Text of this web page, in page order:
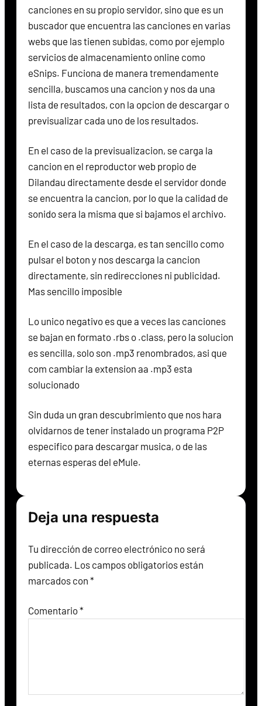
canciones en su propio servidor, sino que es un
buscador que encuentra las canciones en varias
webs que las tienen subidas, como por ejemplo
servicios de almacenamiento online como
eSnips. Funciona de manera tremendamente
sencilla, buscamos una cancion y nos da una
lista de resultados, con la opcion de descargar o
previsualizar cada uno de los resultados.
En el caso de la previsualizacion, se carga la
cancion en el reproductor web propio de
Dilandau directamente desde el servidor donde
se encuentra la cancion, por lo que la calidad de
sonido sera la misma que si bajamos el archivo.
En el caso de la descarga, es tan sencillo como
pulsar el boton y nos descarga la cancion
directamente, sin redirecciones ni publicidad.
Mas sencillo imposible
Lo unico negativo es que a veces las canciones
se bajan en formato .rbs o .class, pero la solucion
es sencilla, solo son .mp3 renombrados, asi que
com cambiar la extension aa .mp3 esta
solucionado
Sin duda un gran descubrimiento que nos hara
olvidarnos de tener instalado un programa P2P
especifico para descargar musica, o de las
eternas esperas del eMule.
Deja una respuesta
Tu dirección de correo electrónico no será
publicada. Los campos obligatorios están
marcados con *
Comentario*